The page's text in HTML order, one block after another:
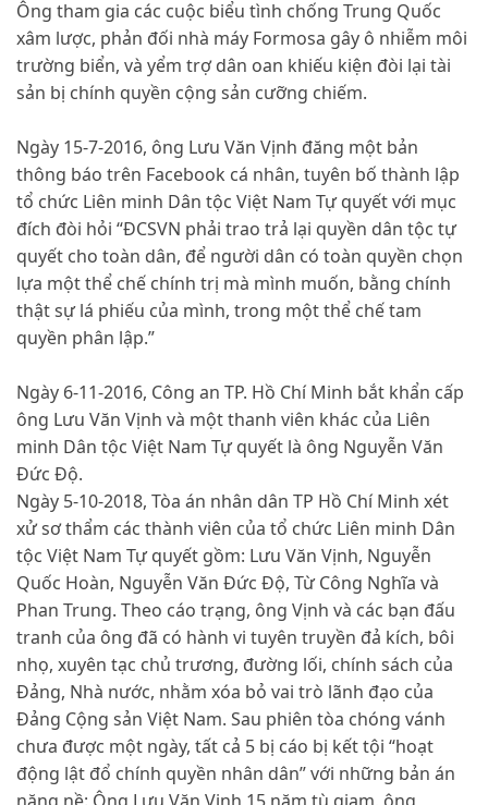
Ông tham gia các cuộc biểu tình chống Trung Quốc
xâm lược, phản đối nhà máy Formosa gây ô nhiễm môi
trường biển, và yểm trợ dân oan khiếu kiện đòi lại tài
sản bị chính quyền cộng sản cưỡng chiếm.
Ngày 15-7-2016, ông Lưu Văn Vịnh đăng một bản
thông báo trên Facebook cá nhân, tuyên bố thành lập
tổ chức Liên minh Dân tộc Việt Nam Tự quyếtvới mục
đích đòi hỏi “ĐCSVN phải trao trả lại quyền dân tộc tự
quyết cho toàn dân, để người dân có toàn quyền chọn
lựa một thể chế chính trị mà mình muốn, bằng chính
thật sự lá phiếu của mình, trong một thể chế tam
quyền phân lập.”
Ngày 6-11-2016, Công an TP. Hồ Chí Minh bắt khẩn cấp
ông Lưu Văn Vịnh và một thanh viên khác của Liên
minh Dân tộc Việt Nam Tự quyết là ông Nguyễn Văn
Đức Độ.
Ngày 5-10-2018, Tòa án nhân dân TP Hồ Chí Minh xét
xử sơ thẩm các thành viên của tổ chức Liên minh Dân
tộc Việt Nam Tự quyết gồm: Lưu Văn Vịnh, Nguyễn
Quốc Hoàn, Nguyễn Văn Đức Độ, Từ Công Nghĩa và
Phan Trung. Theo cáo trạng, ông Vịnh và các bạn đấu
tranh của ông đã có hành vi tuyên truyền đả kích, bôi
nhọ, xuyên tạc chủ trương, đường lối, chính sách của
Đảng, Nhà nước, nhằm xóa bỏ vai trò lãnh đạo của
Đảng Cộng sản Việt Nam. Sau phiên tòa chóng vánh
chưa được một ngày, tất cả 5 bị cáo bị kết tội “hoạt
động lật đổ chính quyền nhân dân” với những bản án
nặng nề: Ông Lưu Văn Vịnh 15 năm tù giam, ông